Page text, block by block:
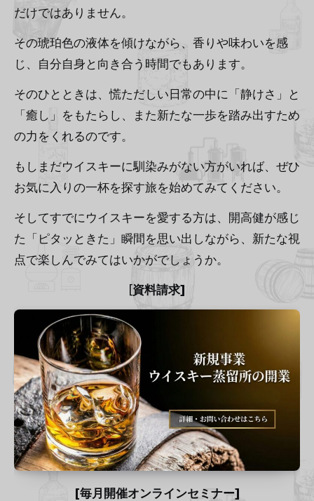
だけではありません。
その琥珀色の液体を傾けながら、香りや味わいを感
じ、自分自身と向き合う時間でもあります。
そのひとときは、慌ただしい日常の中に「静けさ」と
「癒し」をもたらし、また新たな一歩を踏み出すため
の力をくれるのです。
もしまだウイスキーに馴染みがない方がいれば、ぜひ
お気に入りの一杯を探す旅を始めてみてください。
そしてすでにウイスキーを愛する方は、開高健が感じ
た「ピタッときた」瞬間を思い出しながら、新たな視
点で楽しんでみてはいかがでしょうか。
[ 資料請求]
[毎月開催オンラインセミナー]